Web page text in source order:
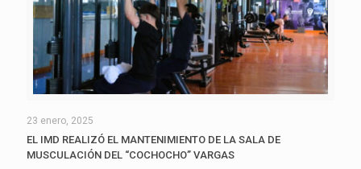
23 enero, 2025
EL IMD REALIZÓ EL MANTENIMIENTO DE LA SALA DE
MUSCULACIÓN DEL “COCHOCHO” VARGAS